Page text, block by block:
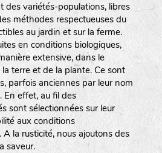
des variétés-populations, libres
méthodes respectueuses du
au jardin et sur la ferme.
en conditions biologiques,
extensive, dans le
terre et de la plante. Ce sont
parfois anciennes par leur nom
En effet, au fil des
sont sélectionnées sur leur
aux conditions
la rusticité, nous ajoutons des
saveur.